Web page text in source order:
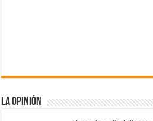
La Opinión